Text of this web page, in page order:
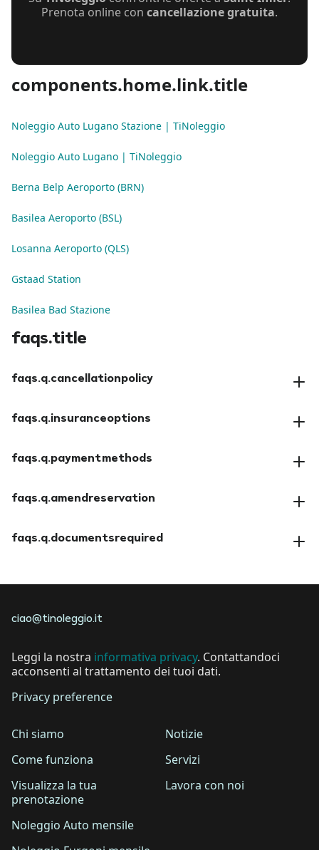
Prenota online con cancellazione gratuita.
components.home.link.title
Noleggio Auto Lugano Stazione | TiNoleggio
Noleggio Auto Lugano | TiNoleggio
Berna Belp Aeroporto (BRN)
Basilea Aeroporto (BSL)
Losanna Aeroporto (QLS)
Gstaad Station
Basilea Bad Stazione
faqs.title
faqs.q.cancellationpolicy
faqs.a.cancellationpolicy
faqs.q.insuranceoptions
faqs.a.insuranceoptions
faqs.q.paymentmethods
faqs.a.paymentmethods
faqs.q.amendreservation
faqs.a.amendreservation
faqs.q.documentsrequired
ciao@tinoleggio.it
Leggi la nostra informativa privacy. Contattandoci
acconsenti al trattamento dei tuoi dati.
Privacy preference
Chi siamo
Come funziona
Visualizza la tua
prenotazione
Noleggio Auto mensile
Notizie
Servizi
Lavora con noi